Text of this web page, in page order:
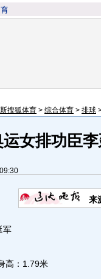
搜狐体育 > 综合体育 > 排球
女排功臣
来
：1.79米